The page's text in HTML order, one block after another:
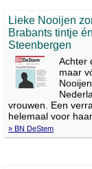
Lieke Nooijen
Brabants tintje
Steenbergen
Achter
maar
vrouwen. Een
helemaal voor
» BN DeStem